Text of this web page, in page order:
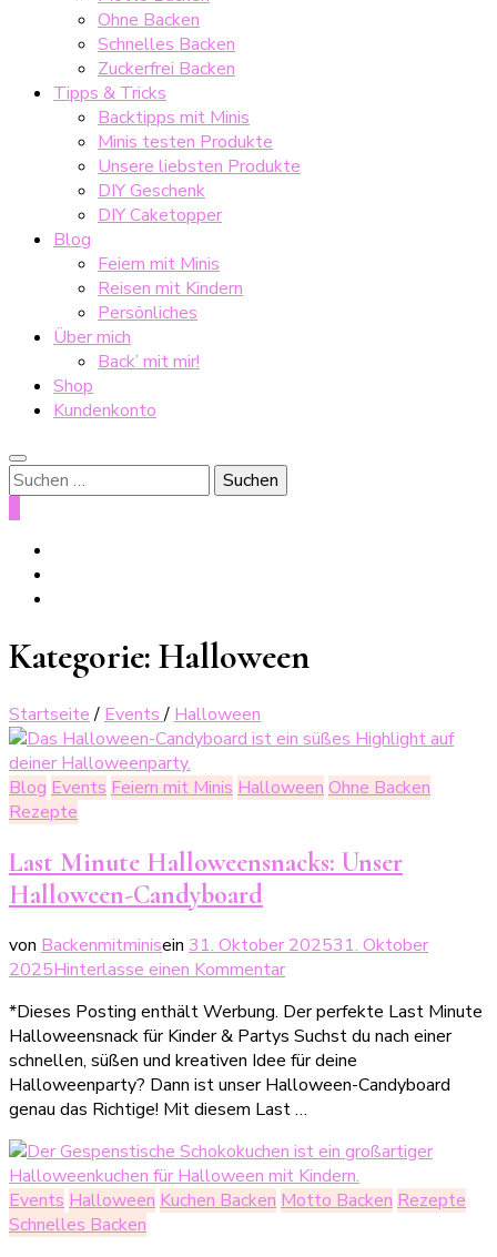
Ohne Backen
Schnelles Backen
Zuckerfrei Backen
Tipps & Tricks
Backtipps mit Minis
Minis testen Produkte
Unsere liebsten Produkte
DIY Geschenk
DIY Caketopper
Blog
Feiern mit Minis
Reisen mit Kindern
Persönliches
Über mich
Back’ mit mir!
Shop
Kundenkonto
Suche
nach:
Kategorie: Halloween
Startseite / Events/ Halloween
Blog Events Feiern mit Minis Halloween Ohne Backen
Rezepte
Last Minute Halloweensnacks: Unser
Halloween-Candyboard
von Backenmitminisein 31. Oktober 202531. Oktober
2025Hinterlasse einen Kommentarzu
Minute
Halloweensnacks:
Unser
Halloween-
Candyboard
*Dieses Posting enthält Werbung. Der perfekte Last Minute
Halloweensnack für Kinder & Partys Suchst du nach einer
schnellen, süßen und kreativen Idee für deine
Halloweenparty? Dann ist unser Halloween-Candyboard
genau das Richtige! Mit diesem Last …
Events Halloween Kuchen Backen Motto Backen Rezepte
Schnelles Backen